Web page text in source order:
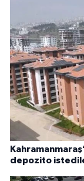
depozito